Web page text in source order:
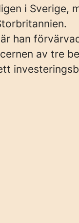
i Sverige,
han
av tre